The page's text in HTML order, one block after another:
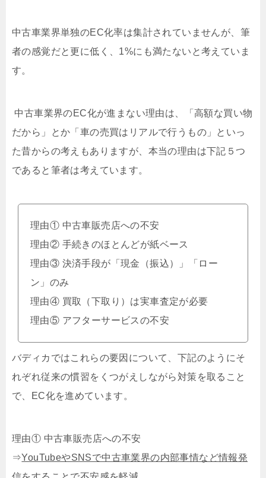
中古車業界単独のEC化率は集計されていませんが、筆
者の感覚だと更に低く、 1%にも満たないと考えていま
す。
中古車業界のEC化が進まない理由は、「高額な買い物
だから」とか「車の売買はリアルで行うもの」といっ
た昔からの考えもありますが、本当の理由は下記５つ
であると筆者は考えています。
理由① 中古車販売店への不安
理由② 手続きのほとんどが紙ベース
理由③ 決済手段が「現金（振込）」「ロー
ン」のみ
理由④ 買取（下取り）は実車査定が必要
理由⑤ アフターサービスの不安
バディカではこれらの要因について、下記のようにそ
れぞれ従来の慣習をくつがえしながら対策を取ること
で、
EC化を進めています。
理由① 中古車販売店への不安
⇒YouTubeやSNSで中古車業界の内部事情など情報発